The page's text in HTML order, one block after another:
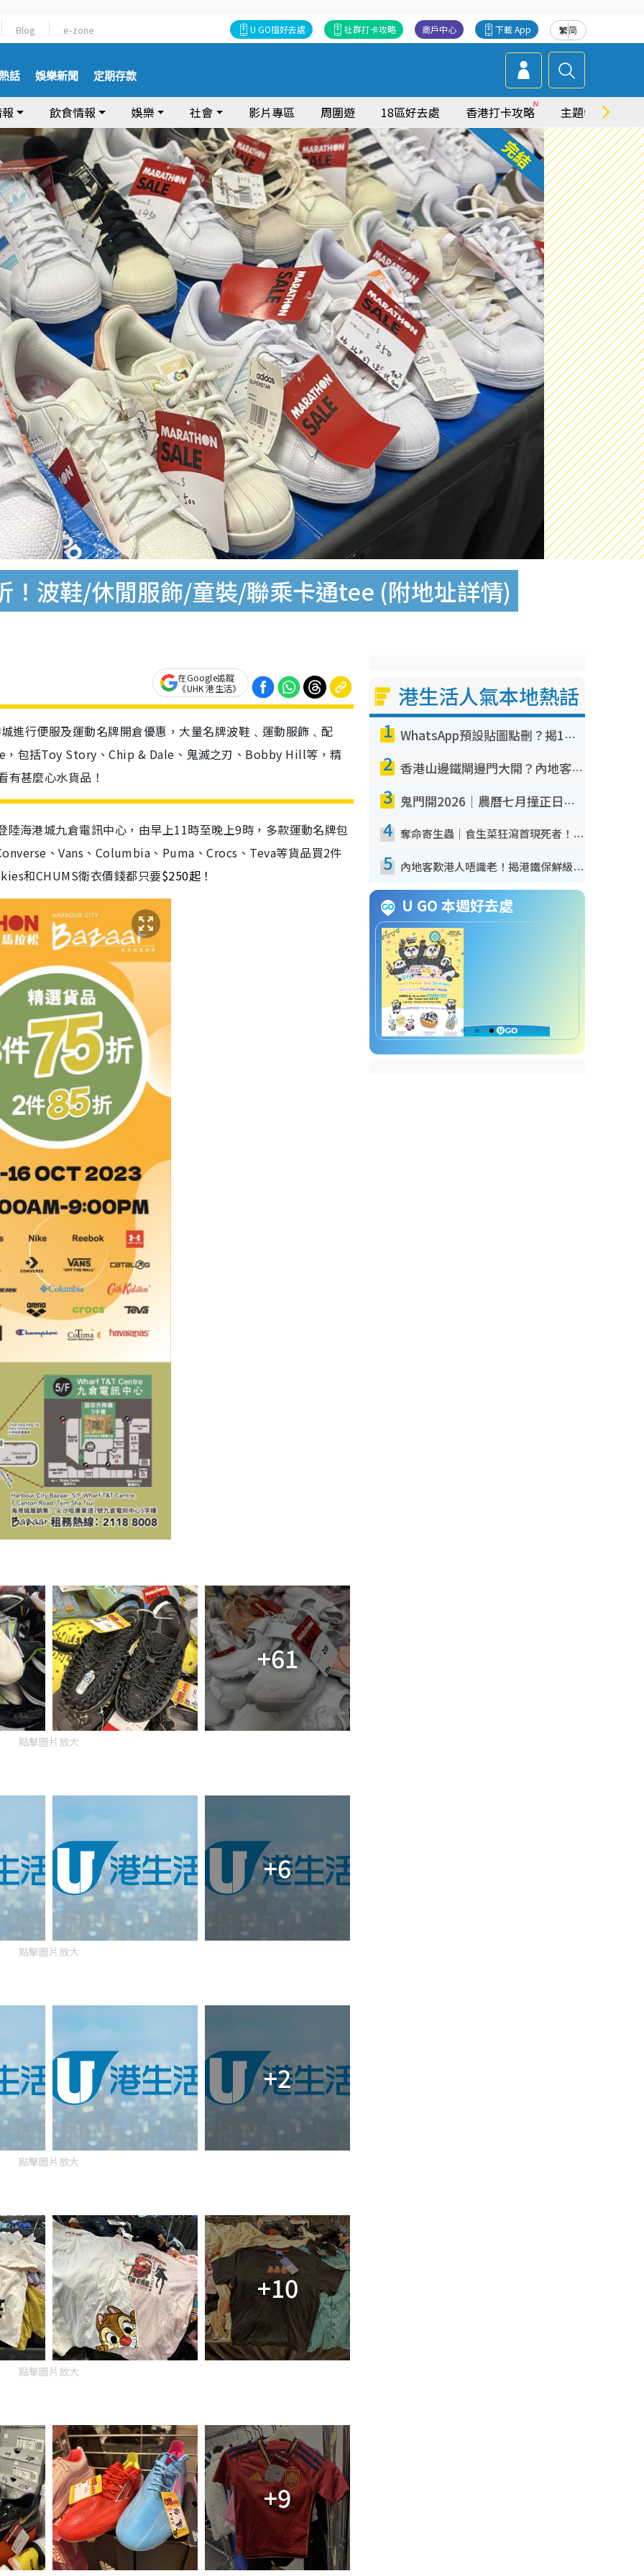
Blog e-zone 繁简
下載 App
商戶中心
社群打卡攻略
U GO搵好去處
話 娛樂新聞 定期存款
飲食情報 娛樂 社會 影片專區 周圍遊 18區好去處 香港打卡攻略 主題特集
！波鞋/休閒服飾/童裝/聯乘卡通tee (附地址詳情)
在Google追蹤
《UHK 港生活》
進行便服及運動名牌開倉優惠，大量名牌波鞋﹑運動服飾﹑配
，包括Toy Story、Chip & Dale、鬼滅之刃、Bobby Hill等，精
甚麼心水貨品！
海港城九倉電訊中心，由早上11時至晚上9時，多款運動名牌包
、Vans、Columbia、Puma、Crocs、Teva等貨品買2件
和CHUMS衛衣價錢都只要$250起！
+61
點擊圖片放大
+6
點擊圖片放大
+2
點擊圖片放大
+10
點擊圖片放大
+9
港生活人氣本地熱話
1 WhatsApp預設貼圖點刪？揭1招「反向操作」還原簡潔介面 附3步實測教學
2 香港山邊鐵閘邊門大開？內地客困惑意義何在！網民神回覆：呢種叫法理性防禦
3 鬼門開2026｜農曆七月撞正日全食特別邪？專家警告切忌做一事！揭4大禁忌+2招保平安
4 奪命寄生蟲｜食生菜狂瀉首現死者！疫潮惡化錄1.8萬宗病例 揭洗菜3大謬誤
5 內地客歎港人唔識老！揭港鐵保鮮級冷氣 港人求放過：咪投訴
U GO 本週好去處